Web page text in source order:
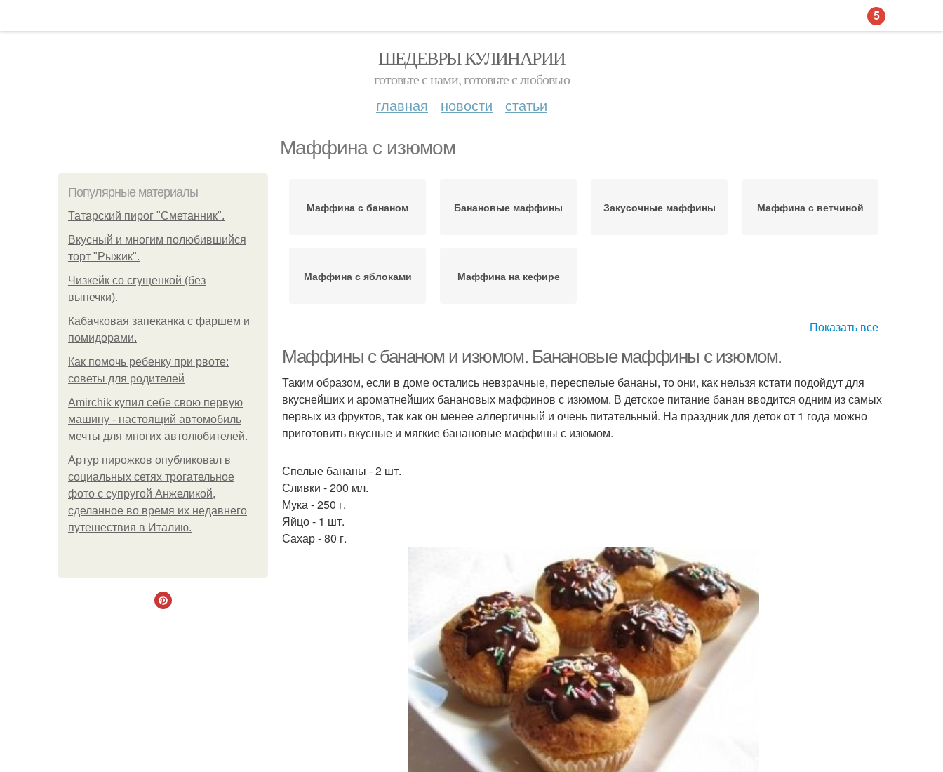
ШЕДЕВРЫ КУЛИНАРИИ
готовьте с нами, готовьте с любовью
главная новости статьи
Маффина с изюмом
Популярные материалы
Татарский пирог "Сметанник".
Вкусный и многим полюбившийся
торт "Рыжик".
Чизкейк со сгущенкой (без
выпечки).
Кабачковая запеканка с фаршем и
помидорами.
Как помочь ребенку при рвоте:
советы для родителей
Amirchik купил себе свою первую
машину - настоящий автомобиль
мечты для многих автолюбителей.
Артур пирожков опубликовал в
социальных сетях трогательное
фото с супругой Анжеликой,
сделанное во время их недавнего
путешествия в Италию.
Маффина с бананом Банановые маффины Закусочные маффины Маффина с ветчиной
Маффина с яблоками Маффина на кефире
Показать все
Маффины с бананом и изюмом. Банановые маффины с изюмом.
Таким образом, если в доме остались невзрачные, переспелые бананы, то они, как нельзя кстати подойдут для
вкуснейших и ароматнейших банановых маффинов с изюмом. В детское питание банан вводится одним из самых
первых из фруктов, так как он менее аллергичный и очень питательный. На праздник для деток от 1 года можно
приготовить вкусные и мягкие банановые маффины с изюмом.
Спелые бананы - 2 шт.
Сливки - 200 мл.
Мука - 250 г.
Яйцо - 1 шт.
Сахар - 80 г.
5